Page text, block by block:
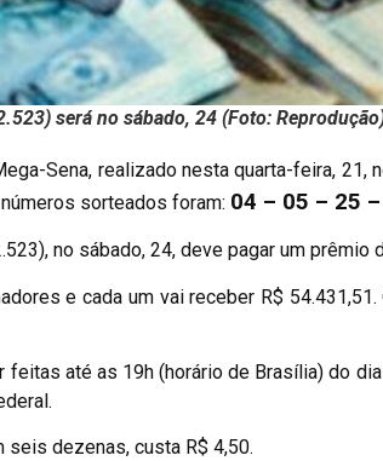
será no sábado, 24 (Foto:
Sena, realizado nesta quarta-feira,
sorteados foram: 04 – 05 – 25
no sábado, 24, deve pagar um prêmio
e cada um vai receber R$
até as 19h (horário de Brasília) do
dezenas, custa R$ 4,50.